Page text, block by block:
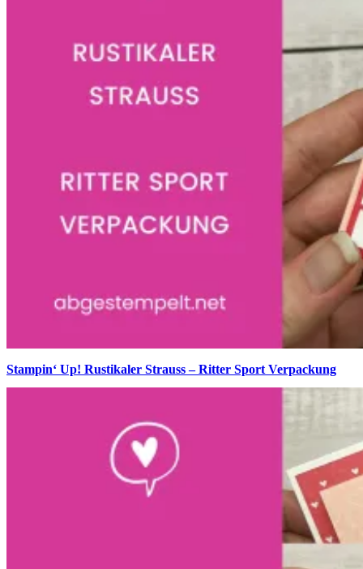
Stampin‘ Up! Rustikaler Strauss – Ritter Sport Verpackung